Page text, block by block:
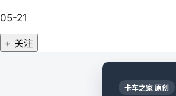
05-21
+ 关注
卡车之家 原创